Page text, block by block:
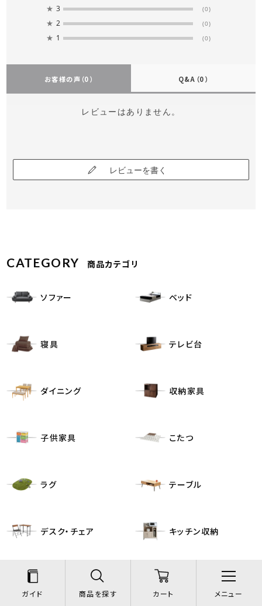
★ 3 (0)
★ 2 (0)
★ 1 (0)
お客様の声 （0） Q&A （0）
レビューはありません。
レビューを書く
CATEGORY 商品カテゴリ
ソファー ベッド
寝具 テレビ台
ダイニング 収納家具
子供家具 こたつ
ラグ テーブル
デスク・チェア キッチン収納
シリーズ家具